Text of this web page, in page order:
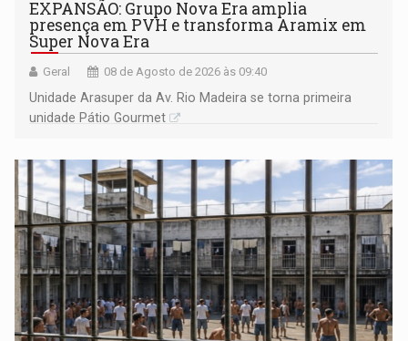
EXPANSÃO: Grupo Nova Era amplia
presença em PVH e transforma Aramix em
Super Nova Era
Geral 08 de Agosto de 2026 às 09:40
Unidade Arasuper da Av. Rio Madeira se torna primeira
unidade Pátio Gourmet